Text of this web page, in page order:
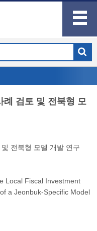
례 검토 및 전북형 모
전북형 모델 개발 연구
Local Fiscal Investment
a Jeonbuk-Specific Model